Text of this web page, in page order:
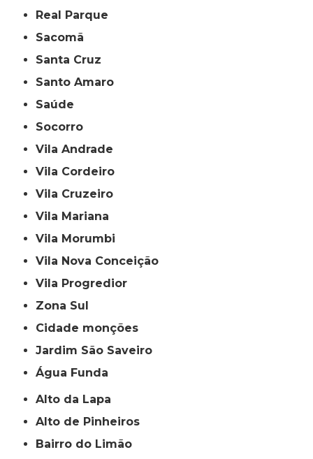
Real Parque
Sacomã
Santa Cruz
Santo Amaro
Saúde
Socorro
Vila Andrade
Vila Cordeiro
Vila Cruzeiro
Vila Mariana
Vila Morumbi
Vila Nova Conceição
Vila Progredior
Zona Sul
cidade monções
jardim São Saveiro
Água Funda
Alto da Lapa
Alto de Pinheiros
Bairro do Limão